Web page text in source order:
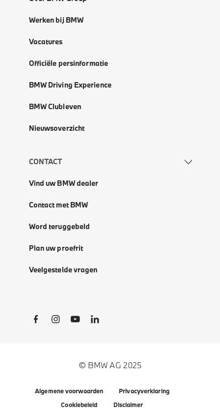
Werken bij BMW
Vacatures
Officiële persinformatie
BMW Driving Experience
BMW Clubleven
Nieuwsoverzicht
CONTACT
Vind uw BMW dealer
Contact met BMW
Word teruggebeld
Plan uw proefrit
Veelgestelde vragen
Social Links
© BMW AG 2025
Algemene voorwaarden
Privacyverklaring
Cookiebeleid
Disclaimer